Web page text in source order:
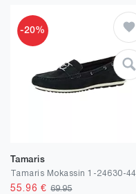
-20%
Tamaris
Tamaris Mokassin 1-24630-44
55.96 €69.95